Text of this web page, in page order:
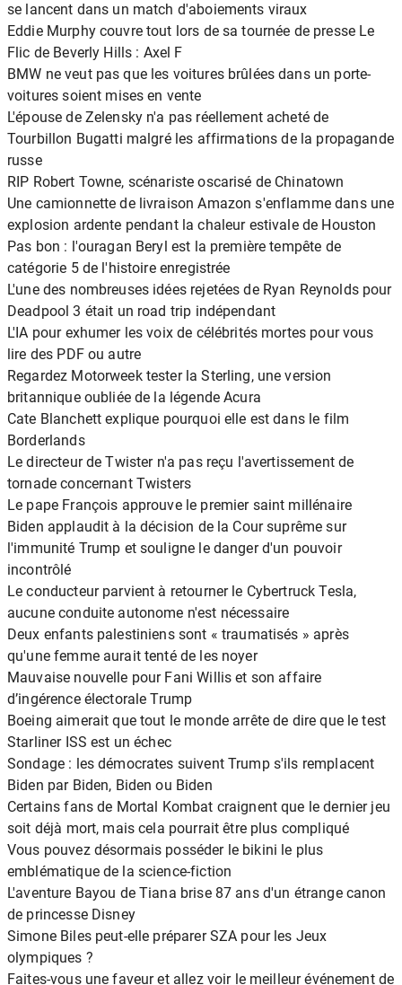
se lancent dans un match d'aboiements viraux
Eddie Murphy couvre tout lors de sa tournée de presse Le
Flic de Beverly Hills : Axel F
BMW ne veut pas que les voitures brûlées dans un porte-
voitures soient mises en vente
L'épouse de Zelensky n'a pas réellement acheté de
Tourbillon Bugatti malgré les affirmations de la propagande
russe
RIP Robert Towne, scénariste oscarisé de Chinatown
Une camionnette de livraison Amazon s'enflamme dans une
explosion ardente pendant la chaleur estivale de Houston
Pas bon : l'ouragan Beryl est la première tempête de
catégorie 5 de l'histoire enregistrée
L'une des nombreuses idées rejetées de Ryan Reynolds pour
Deadpool 3 était un road trip indépendant
L'IA pour exhumer les voix de célébrités mortes pour vous
lire des PDF ou autre
Regardez Motorweek tester la Sterling, une version
britannique oubliée de la légende Acura
Cate Blanchett explique pourquoi elle est dans le film
Borderlands
Le directeur de Twister n'a pas reçu l'avertissement de
tornade concernant Twisters
Le pape François approuve le premier saint millénaire
Biden applaudit à la décision de la Cour suprême sur
l'immunité Trump et souligne le danger d'un pouvoir
incontrôlé
Le conducteur parvient à retourner le Cybertruck Tesla,
aucune conduite autonome n'est nécessaire
Deux enfants palestiniens sont « traumatisés » après
qu'une femme aurait tenté de les noyer
Mauvaise nouvelle pour Fani Willis et son affaire
d’ingérence électorale Trump
Boeing aimerait que tout le monde arrête de dire que le test
Starliner ISS est un échec
Sondage : les démocrates suivent Trump s'ils remplacent
Biden par Biden, Biden ou Biden
Certains fans de Mortal Kombat craignent que le dernier jeu
soit déjà mort, mais cela pourrait être plus compliqué
Vous pouvez désormais posséder le bikini le plus
emblématique de la science-fiction
L'aventure Bayou de Tiana brise 87 ans d'un étrange canon
de princesse Disney
Simone Biles peut-elle préparer SZA pour les Jeux
olympiques ?
Faites-vous une faveur et allez voir le meilleur événement de